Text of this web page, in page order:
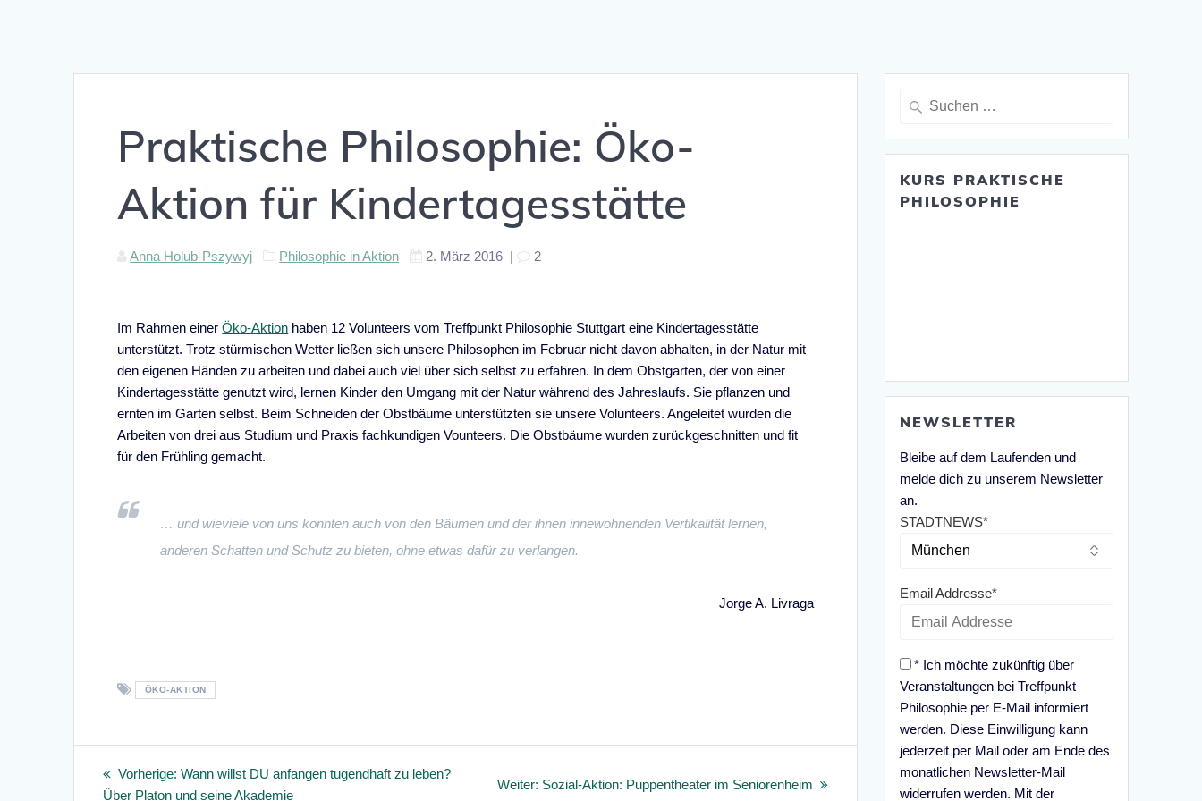
Praktische Philosophie: Öko-
Aktion für Kindertagesstätte
Anna Holub-Pszywyj Philosophie in Aktion 2. März 2016 | 2
Im Rahmen einerÖko-Aktion haben 12 Volunteers vom Treffpunkt Philosophie Stuttgart eine Kindertagesstätte
unterstützt. Trotz stürmischen Wetter ließen sich unsere Philosophen im Februar nicht davon abhalten, in der Natur mit
den eigenen Händen zu arbeiten und dabei auch viel über sich selbst zu erfahren. In dem Obstgarten, der von einer
Kindertagesstätte genutzt wird, lernen Kinder den Umgang mit der Natur während des Jahreslaufs. Sie pflanzen und
ernten im Garten selbst. Beim Schneiden der Obstbäume unterstützten sie unsere Volunteers. Angeleitet wurden die
Arbeiten von drei aus Studium und Praxis fachkundigen Vounteers. Die Obstbäume wurden zurückgeschnitten und fit
für den Frühling gemacht.
… und wieviele von uns konnten auch von den Bäumen und der ihnen innewohnenden Vertikalität lernen,
anderen Schatten und Schutz zu bieten, ohne etwas dafür zu verlangen.
Jorge A. Livraga
ÖKO-AKTION
Beitragsnavigation
Vorherige: Vorheriger
Beitrag:
Wann willst DU anfangen tugendhaft zu leben?
Über Platon und seine Akademie
Weiter: Nächster
Sozial-Aktion: Puppentheater im Seniorenheim
Suche
KURS PRAKTISCHE
PHILOSOPHIE
NEWSLETTER
Bleibe auf dem Laufenden und
melde dich zu unserem Newsletter
an.
STADTNEWS*
Email Addresse*
* Ich möchte zukünftig über
Veranstaltungen bei Treffpunkt
Philosophie per E-Mail informiert
werden. Diese Einwilligung kann
jederzeit per Mail oder am Ende des
monatlichen Newsletter-Mail
widerrufen werden. Mit der